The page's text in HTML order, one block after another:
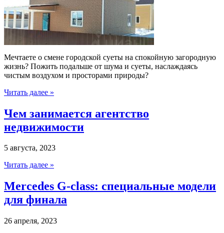
Мечтаете о смене городской суеты на спокойную загородную
жизнь? Пожить подальше от шума и суеты, наслаждаясь
чистым воздухом и просторами природы?
Читать далее »
Чем занимается агентство
недвижимости
5 августа, 2023
Читать далее »
Mercedes G-class: специальные модели
для финала
26 апреля, 2023